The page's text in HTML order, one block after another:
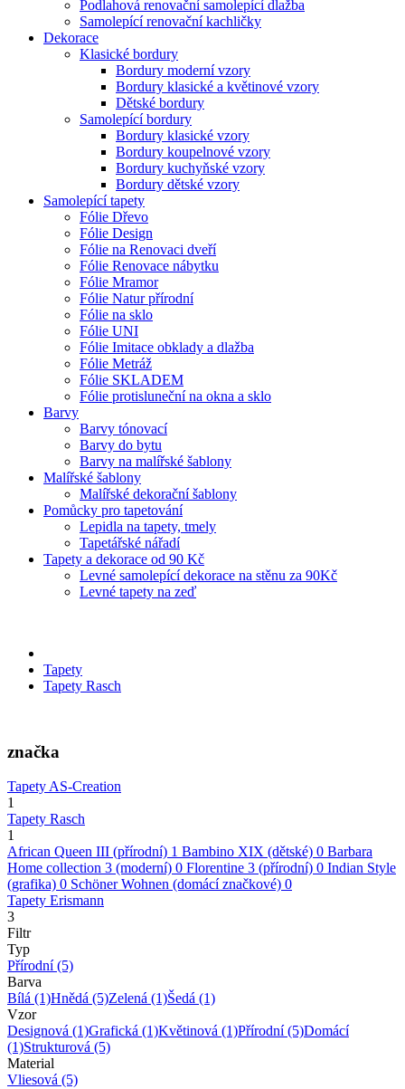
Podlahová renovační samolepící dlažba
Samolepící renovační kachličky
Dekorace
Klasické bordury
Bordury moderní vzory
Bordury klasické a květinové vzory
Dětské bordury
Samolepící bordury
Bordury klasické vzory
Bordury koupelnové vzory
Bordury kuchyňské vzory
Bordury dětské vzory
Samolepící tapety
Fólie Dřevo
Fólie Design
Fólie na Renovaci dveří
Fólie Renovace nábytku
Fólie Mramor
Fólie Natur přírodní
Fólie na sklo
Fólie UNI
Fólie Imitace obklady a dlažba
Fólie Metráž
Fólie SKLADEM
Fólie protisluneční na okna a sklo
Barvy
Barvy tónovací
Barvy do bytu
Barvy na malířské šablony
Malířské šablony
Malířské dekorační šablony
Pomůcky pro tapetování
Lepidla na tapety, tmely
Tapetářské nářadí
Tapety a dekorace od 90 Kč
Levné samolepící dekorace na stěnu za 90Kč
Levné tapety na zeď
Tapety
Tapety Rasch
značka
Tapety AS-Creation
1
Tapety Rasch
1
African Queen III (přírodní) 1 Bambino XIX (dětské) 0 Barbara
Home collection 3 (moderní) 0 Florentine 3 (přírodní) 0 Indian Style
(grafika) 0 Schöner Wohnen (domácí značkové) 0
Tapety Erismann
3
Filtr
Typ
Přírodní(5)
Barva
Bílá (1)Hnědá (5)Zelená (1)Šedá (1)
Vzor
Designová (1)Grafická (1)Květinová (1)Přírodní(5)Domácí
(1)Strukturová (5)
Material
Vliesová (5)